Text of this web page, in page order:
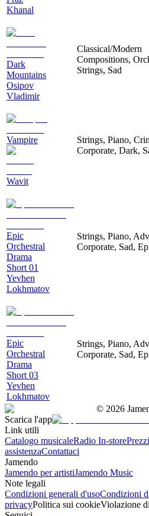
Khanal
Dark
Mountains
Osipov
Vladimir
Classical/Modern
Compositions,
Strings, Sad
Vampire
Wavit
Strings, Piano,
Corporate, Dark,
Epic
Orchestral
Drama
Short 01
Yevhen
Lokhmatov
Strings, Piano,
Corporate, Sad,
Epic
Orchestral
Drama
Short 03
Yevhen
Lokhmatov
Strings, Piano,
Corporate, Sad,
© 2026
Scarica l'app
Link utili
Catalogo musicaleRadio In-storePrezzi
assistenzaContattaci
Jamendo
Jamendo per artistiJamendo Music
Note legali
Condizioni generali d'usoCondizioni
privacyPolitica sui cookieViolazione